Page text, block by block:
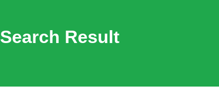
Search Result